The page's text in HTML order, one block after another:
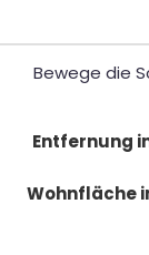
Bewege die
Entfernung
Wohnfläche